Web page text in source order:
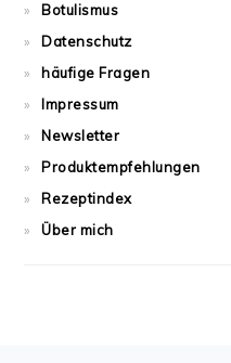
Botulismus
Datenschutz
häufige Fragen
Impressum
Newsletter
Produktempfehlungen
Rezeptindex
Über mich